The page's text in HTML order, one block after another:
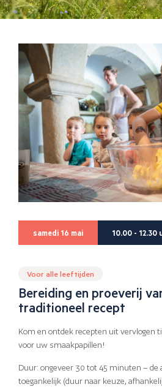
samedi 16 mai 10.00 - 12.30
Voor alle leeftijden
Bereiding en proeverij
traditioneel recept
Kom en ontdek recepten uit vervlogen
voor uw smaakpapillen!
Duur: ongeveer 30 tot 45 minuten –
toegankelijk (duur naar keuze,